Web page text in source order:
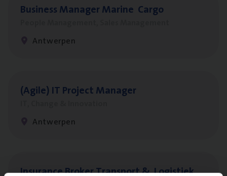
Busi­ness Mana­ger Mari­ne Cargo
Antwerpen
(Agi­le) ITPro­ject Manager
Antwerpen
Insu­ran­ce Bro­ker Trans­port&Logistiek